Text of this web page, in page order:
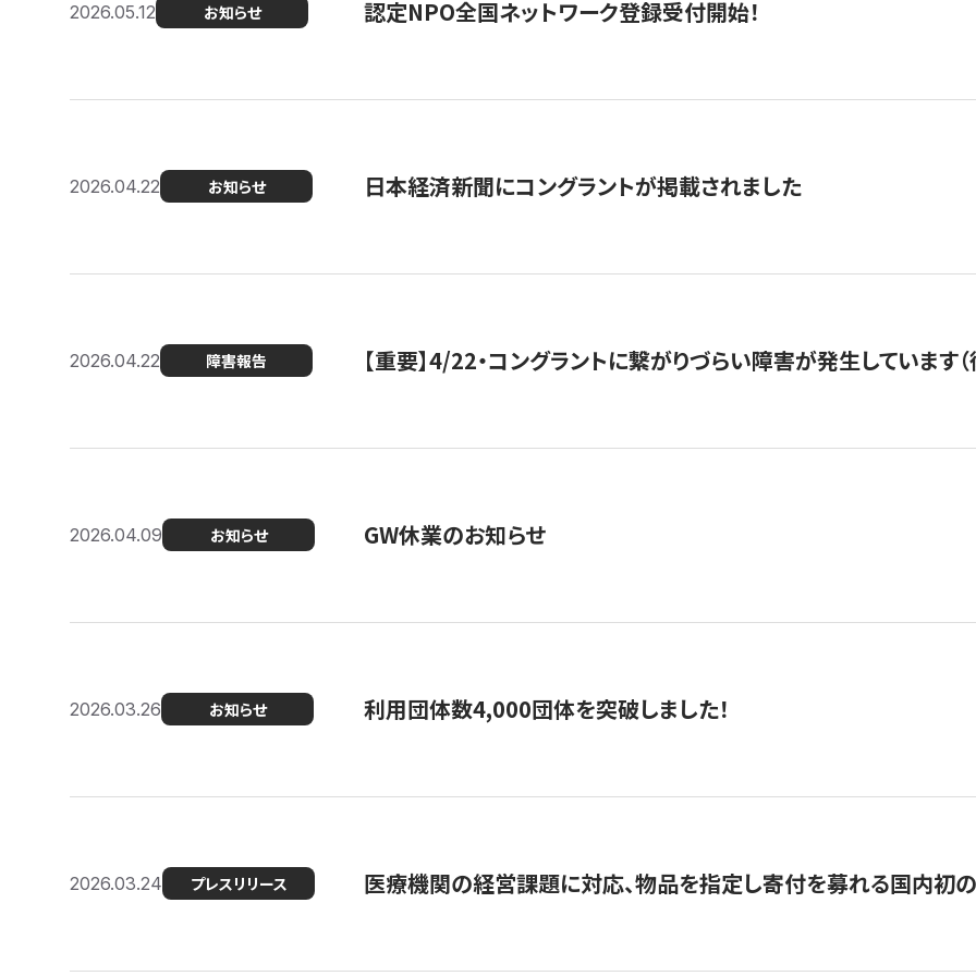
2026.05.12 お知らせ 認定NPO全国ネットワーク登録受付開始！
2026.04.22 お知らせ 日本経済新聞にコングラントが掲載されました
2026.04.22 障害報告 【重要】4/22・コングラントに繋がりづらい障害が発生しています（
2026.04.09 お知らせ GW休業のお知らせ
2026.03.26 お知らせ 利用団体数4,000団体を突破しました！
2026.03.24 プレスリリース 医療機関の経営課題に対応、物品を指定し寄付を募れる国内初の